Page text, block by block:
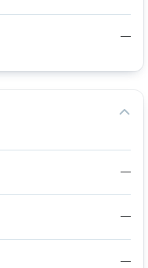
—
—
—
—